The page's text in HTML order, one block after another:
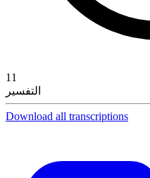
11
التفسير
Download all transcriptions